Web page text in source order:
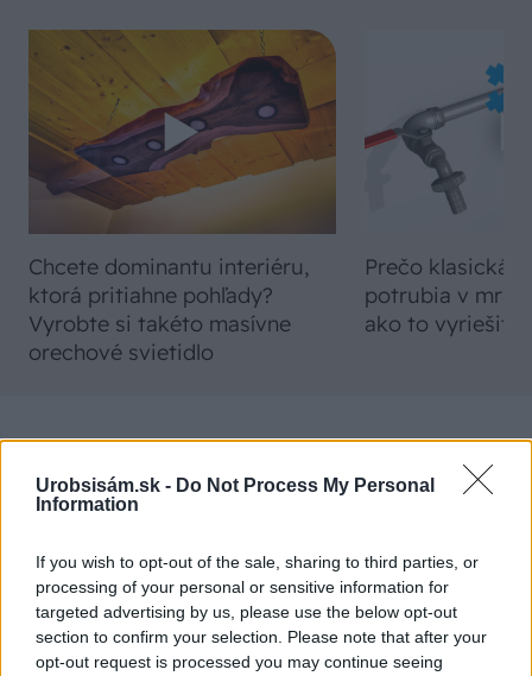
Urobsisám.sk - Do Not Process My Personal
Information
If you wish to opt-out of the sale, sharing to third parties, or
processing of your personal or sensitive information for
targeted advertising by us, please use the below opt-out
section to confirm your selection. Please note that after your
opt-out request is processed you may continue seeing
Chcete dominantu interiéru,
ktorá pritiahne pohľady?
Vyrobte si takéto masívne
orechové svietidlo
Prečo klasická
potrubia v
ako to vyriešiť